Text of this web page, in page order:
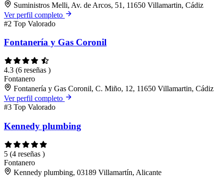
Suministros Melli, Av. de Arcos, 51, 11650 Villamartin, Cádiz
Ver perfil completo
#2 Top Valorado
Fontanería y Gas Coronil
4.3 (6 reseñas )
Fontanero
Fontanería y Gas Coronil, C. Miño, 12, 11650 Villamartin, Cádiz
Ver perfil completo
#3 Top Valorado
Kennedy plumbing
5 (4 reseñas )
Fontanero
Kennedy plumbing, 03189 Villamartín, Alicante